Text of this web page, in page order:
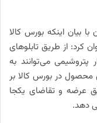
با بیان اینکه بورس کالا
کرد: از طریق تابلوهای
پتروشیمی می‌توانند به
محصول در بورس کالا بر
و تقاضای یکجا
دهد.